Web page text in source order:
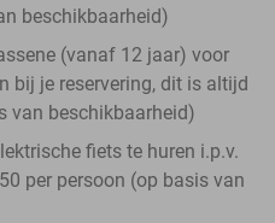
beschikbaarheid)
(vanaf 12 jaar) voor
bij je reservering, dit is altijd
van beschikbaarheid)
fiets te huren i.p.v.
per persoon (op basis van